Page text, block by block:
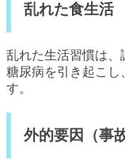
乱れた食生活
乱れた生活習慣は、
糖尿病を引き起こし
す。
外的要因（事